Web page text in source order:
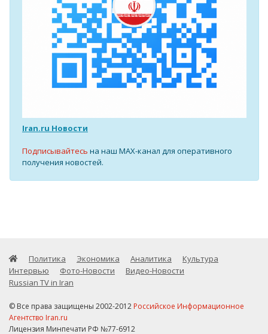
Iran.ru Новости
Подписывайтесь на наш MAX-канал для оперативного
получения новостей.
Политика Экономика Аналитика
Культура
Интервью
Фото-Новости
Видео-Новости
Russian TV in Iran
© Все права защищены 2002-2012 Российское Информационное
Агентство Iran.ru
Лицензия Минпечати РФ №77-6912